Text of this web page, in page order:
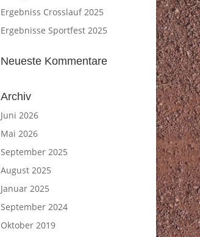
Ergebniss Crosslauf 2025
Ergebnisse Sportfest 2025
Neueste Kommentare
Archiv
Juni 2026
Mai 2026
September 2025
August 2025
Januar 2025
September 2024
Oktober 2019